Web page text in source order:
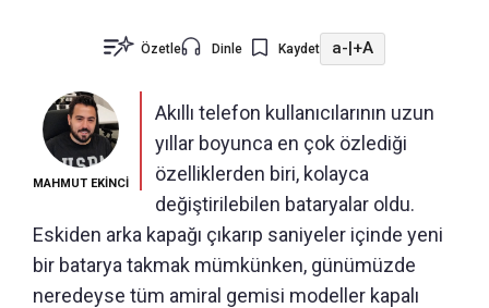
Özetle Dinle Kaydet a- +A
MAHMUT EKİNCİ
Akıllı telefon kullanıcılarının uzun
yıllar boyunca en çok özlediği
özelliklerden biri, kolayca
değiştirilebilen bataryalar oldu.
Eskiden arka kapağı çıkarıp saniyeler içinde yeni
bir batarya takmak mümkünken, günümüzde
neredeyse tüm amiral gemisi modeller kapalı